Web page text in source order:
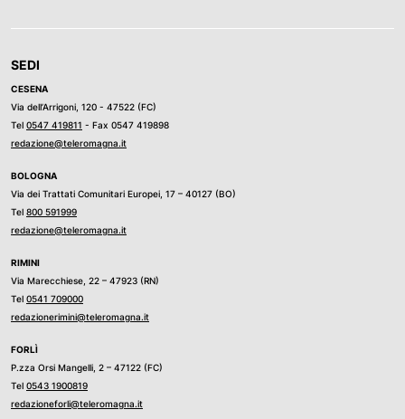
SEDI
CESENA
Via dell’Arrigoni, 120 - 47522 (FC)
Tel 0547 419811 - Fax 0547 419898
redazione@teleromagna.it
BOLOGNA
Via dei Trattati Comunitari Europei, 17 – 40127 (BO)
Tel 800 591999
redazione@teleromagna.it
RIMINI
Via Marecchiese, 22 – 47923 (RN)
Tel 0541 709000
redazionerimini@teleromagna.it
FORLÌ
P.zza Orsi Mangelli, 2 – 47122 (FC)
Tel 0543 1900819
redazioneforli@teleromagna.it